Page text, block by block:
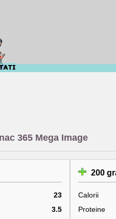
365 Mega Image
23
3.5
200
Calorii
Proteine